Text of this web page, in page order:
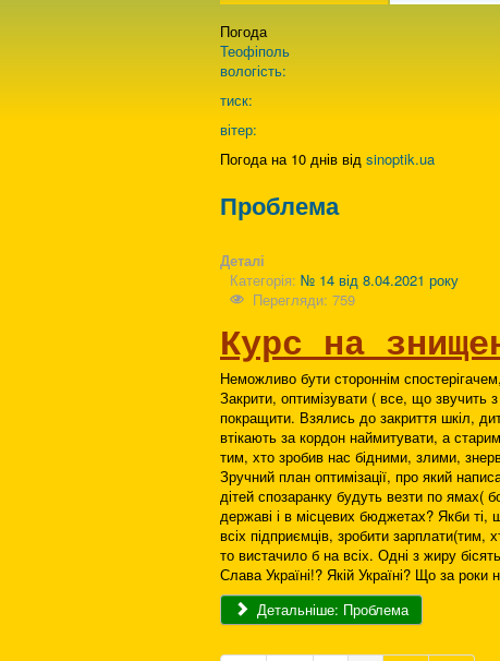
Погода
Теофіполь
вологість:
тиск:
вітер:
Погода на 10 днів від sinoptik.ua
Проблема
Деталі
Категорія: № 14 від 8.04.2021 року
Перегляди: 759
Курс на
Неможливо бути стороннім
Закрити, оптимізувати ( все, що звучить
покращити. Взялись до закриття шкіл,
втікають за кордон наймитувати, а
тим, хто зробив нас бідними, злими,
Зручний план оптимізації, про який
дітей спозаранку будуть везти по ямах(
державі і в місцевих бюджетах? Якби
всіх підприємців, зробити
то вистачило б на всіх. Одні з жиру
Слава Україні!? Якій Україні? Що за роки
Детальніше: Проблема